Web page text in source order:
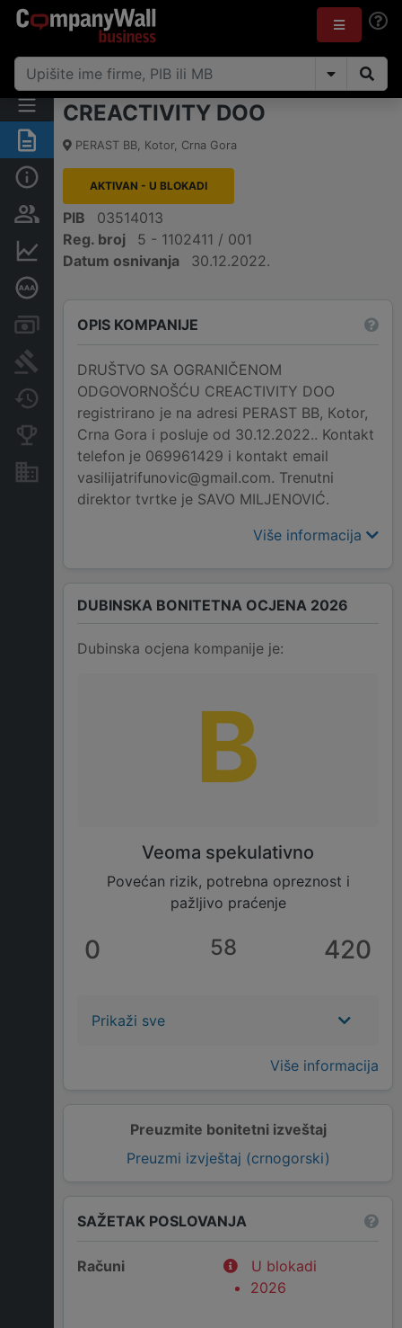
Sažetak
Osobe i vlasništvo
Finansijski podaci
Računi i blokade
Arhiva sudskih objava
Promjene
Konkurentne kompanije
Nekretnine i imovina
CREACTIVITY DOO
PERAST BB, Кotor, Crna Gora
AKTIVAN - U BLOKADI
PIB
03514013
Reg. broj
5 - 1102411 / 001
Datum osnivanja
30.12.2022.
OPIS KOMPANIJE
DRUŠTVO SA OGRANIČENOM
ODGOVORNOŠĆU CREACTIVITY DOO
registrirano je na adresi PERAST BB, Кotor,
Crna Gora i posluje od 30.12.2022.. Kontakt
telefon je 069961429 i kontakt email
vasilijatrifunovic@gmail.com. Trenutni
direktor tvrtke je SAVO MILJENOVIĆ.
Više informacija
Preuzmite bonitetni izveštaj
Preuzmi izvještaj (crnogorski)
DUBINSKA BONITETNA OCJENA 2026
Dubinska ocjena kompanije je:
B
Veoma spekulativno
Povećan rizik, potrebna opreznost i
pažljivo praćenje
0 58 420
Prikaži sve
Više informacija
SAŽETAK POSLOVANJA
Računi
U blokadi
2026